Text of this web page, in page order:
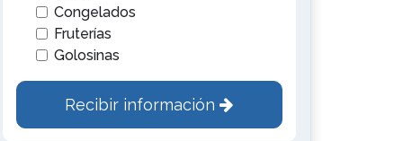
Congelados
Fruterías
Golosinas
Recibir información